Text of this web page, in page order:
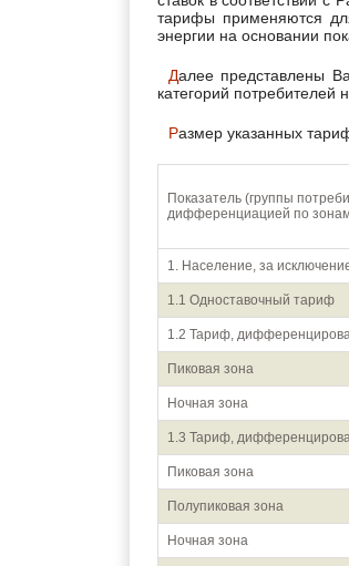
тарифы применяются
энергии на основании
Далее представлены Вам тарифы на электрическую энергию для населения и приравненных к нему
категорий потребителей
Размер указанных
Показатель (группы
дифференциацией по зонам
1. Население, за
1.1 Одноставочный тариф
1.2 Тариф,
Пиковая зона
Ночная зона
1.3 Тариф,
Пиковая зона
Полупиковая зона
Ночная зона